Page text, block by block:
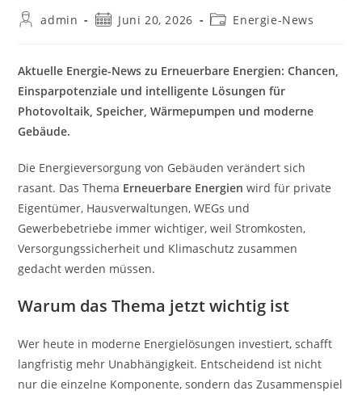
Beitrags-
admin
BeitragJuni 20, 2026
Beitrags-
Energie-News
Aktuelle Energie-News zu Erneuerbare Energien: Chancen,
Einsparpotenziale und intelligente Lösungen für
Photovoltaik, Speicher, Wärmepumpen und moderne
Gebäude.
Die Energieversorgung von Gebäuden verändert sich
rasant. Das Thema Erneuerbare Energien wird für private
Eigentümer, Hausverwaltungen, WEGs und
Gewerbebetriebe immer wichtiger, weil Stromkosten,
Versorgungssicherheit und Klimaschutz zusammen
gedacht werden müssen.
Warum das Thema jetzt wichtig ist
Wer heute in moderne Energielösungen investiert, schafft
langfristig mehr Unabhängigkeit. Entscheidend ist nicht
nur die einzelne Komponente, sondern das Zusammenspiel